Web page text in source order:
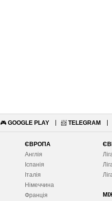
🎮 GOOGLE PLAY 📨 TELEGRAM
ЄВРОПА
Англія
Іспанія
Італія
Німеччина
Франція